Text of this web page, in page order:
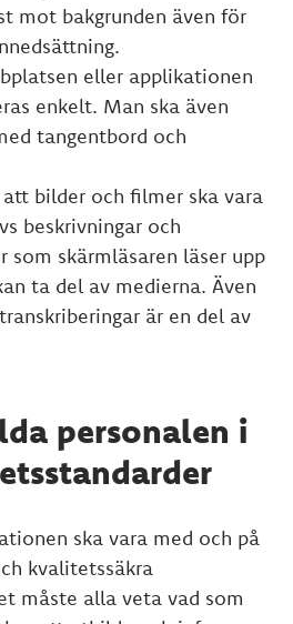
mot bakgrunden även för
eller applikationen
enkelt. Man ska även
tangentbord och
att bilder och filmer ska vara
beskrivningar och
skärmläsaren läser upp
ta del av medierna. Även
är en del av
personalen i
ska vara med och på
kvalitetssäkra
måste alla veta vad som